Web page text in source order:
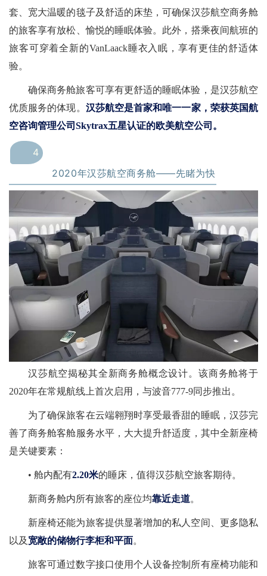
套、宽大温暖的毯子及舒适的床垫，可确保汉莎航空商务舱
的旅客享有放松、愉悦的睡眠体验。此外，搭乘夜间航班的
旅客可穿着全新的VanLaack睡衣入眠，享有更佳的舒适体
验。
确保商务舱旅客可享有更舒适的睡眠体验，是汉莎航空
优质服务的体现。 汉莎航空是首家和唯一一家，荣获英国航
空咨询管理公司Skytrax五星认证的欧美航空公司。
4
2020年汉莎航空商务舱——先睹为快
汉莎航空揭秘其全新商务舱概念设计。该商务舱将于
2020年在常规航线上首次启用，与波音777-9同步推出。
为了确保旅客在云端翱翔时享受最香甜的睡眠，汉莎完
善了商务舱客舱服务水平，大大提升舒适度，其中全新座椅
是关键要素：
• 舱内配有2.20米的睡床，值得汉莎航空旅客期待。
新商务舱内所有旅客的座位均靠近走道。
新座椅还能为旅客提供显著增加的私人空间、更多隐私
以及 宽敞的储物行李柜和平面。
旅客可通过数字接口使用个人设备控制所有座椅功能和